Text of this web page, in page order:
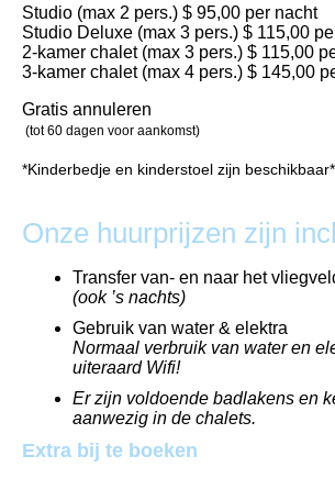
Studio (max 2 pers.) $ 95,00 per nacht
Studio Deluxe (max 3 pers.) $ 115,00
2-kamer chalet (max 3 pers.) $ 115,00
3-kamer chalet (max 4 pers.) $ 145,00
Gratis annuleren
(tot 60 dagen voor aankomst)
*Kinderbedje en kinderstoel zijn beschikbaar*
Onze huurprijzen zijn
Transfer van- en naar het
(ook ’s nachts)
Gebruik van water & elektra
Normaal verbruik van water en
uiteraard Wifi!
Er zijn voldoende badlakens en
aanwezig in de chalets.
Extra bij te boeken